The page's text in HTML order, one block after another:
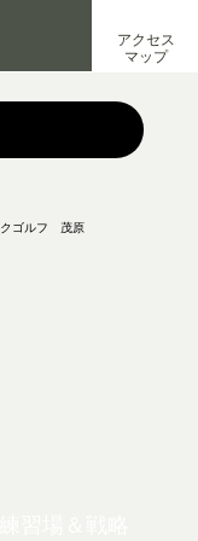
アクセス
マップ